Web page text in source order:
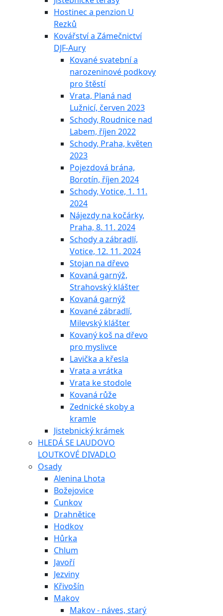
Hostinec a penzion U
Rezků
Kovářství a Zámečnictví
DJF-Aury
Kované svatební a
narozeninové podkovy
pro štěstí
Vrata, Planá nad
Lužnicí, červen 2023
Schody, Roudnice nad
Labem, říjen 2022
Schody, Praha, květen
2023
Pojezdová brána,
Borotín, říjen 2024
Schody, Votice, 1. 11.
2024
Nájezdy na kočárky,
Praha, 8. 11. 2024
Schody a zábradlí,
Votice, 12. 11. 2024
Stojan na dřevo
Kovaná garnýž,
Strahovský klášter
Kovaná garnýž
Kované zábradlí,
Milevský klášter
Kovaný koš na dřevo
pro myslivce
Lavička a křesla
Vrata a vrátka
Vrata ke stodole
Kovaná růže
Zednické skoby a
kramle
Jistebnický krámek
HLEDÁ SE LAUDOVO
LOUTKOVÉ DIVADLO
Osady
Alenina Lhota
Božejovice
Cunkov
Drahnětice
Hodkov
Hůrka
Chlum
Javoří
Jezviny
Křivošín
Makov
Makov - náves, starý